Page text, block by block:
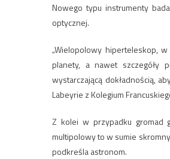
Nowego typu instrumenty
optycznej.
„Wielopolowy hiperteleskop,
planety, a nawet szczegóły
wystarczającą dokładnością,
Labeyrie z Kolegium
Z kolei w przypadku gromad
multipolowy to w sumie
podkreśla astronom.